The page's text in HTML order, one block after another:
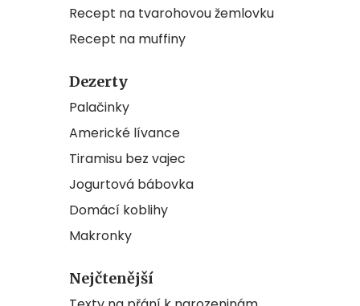
Recept na tvarohovou žemlovku
Recept na muffiny
Dezerty
Palačinky
Americké lívance
Tiramisu bez vajec
Jogurtová bábovka
Domácí koblihy
Makronky
Nejčtenější